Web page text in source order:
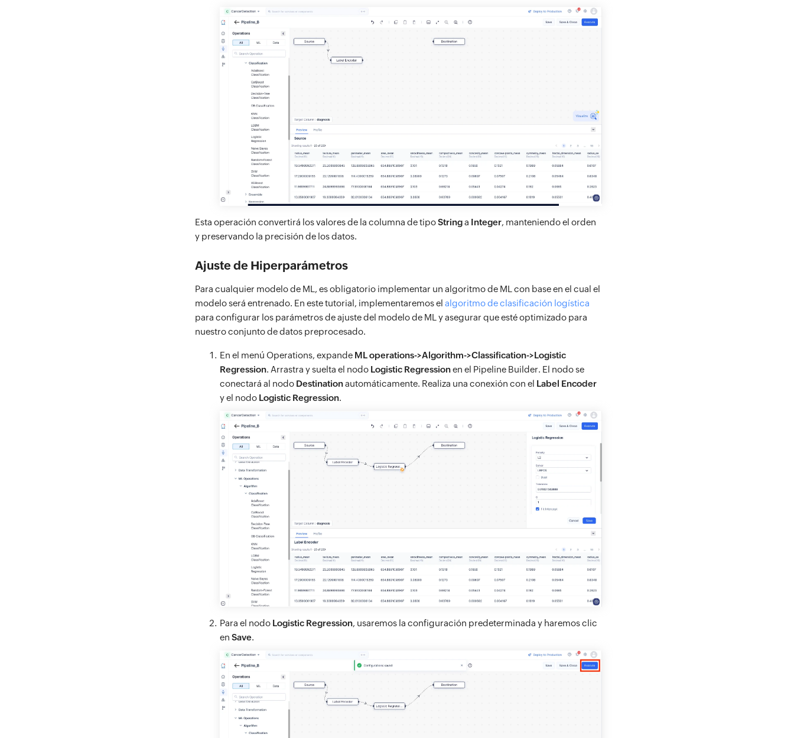
Esta operación convertirá los valores de la columna de tipoStringa Integer, manteniendo el orden
y preservando la precisión de los datos.
Ajuste de Hiperparámetros
Para cualquier modelo de ML, es obligatorio implementar un algoritmo de ML con base en el cual el
modelo será entrenado. En este tutorial, implementaremos el algoritmo de clasificación logística
para configurar los parámetros de ajuste del modelo de ML y asegurar que esté optimizado para
nuestro conjunto de datos preprocesado.
En el menú Operations, expande ML operations->Algorithm->Classification->Logistic
Regression. Arrastra y suelta el nodo Logistic Regressionen el Pipeline Builder. El nodo se
conectará al nodo Destinationautomáticamente. Realiza una conexión con el Label Encoder
y el nodo Logistic Regression.
Para el nodo Logistic Regression, usaremos la configuración predeterminada y haremos clic
en Save.